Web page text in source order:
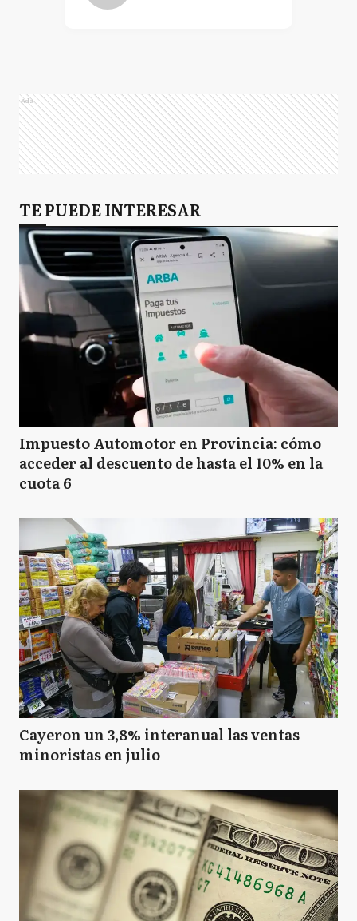
Ads
TE PUEDE INTERESAR
Impuesto Automotor en Provincia: cómo
acceder al descuento de hasta el 10% en la
cuota 6
Cayeron un 3,8% interanual las ventas
minoristas en julio